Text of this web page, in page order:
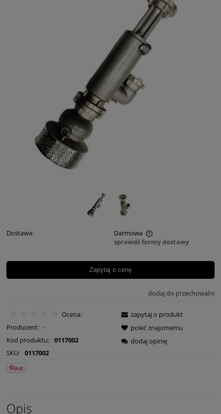
Dostawa:
Darmowa
Cena nie zawiera ewentualnych kosztów płatności
sprawdź formy dostawy
Zapytaj o cenę
dodaj do przechowalni
Ocena:
Producent: -
Kod produktu: 0117002
SKU: 0117002
zapytaj o produkt
poleć znajomemu
dodaj opinię
Opis